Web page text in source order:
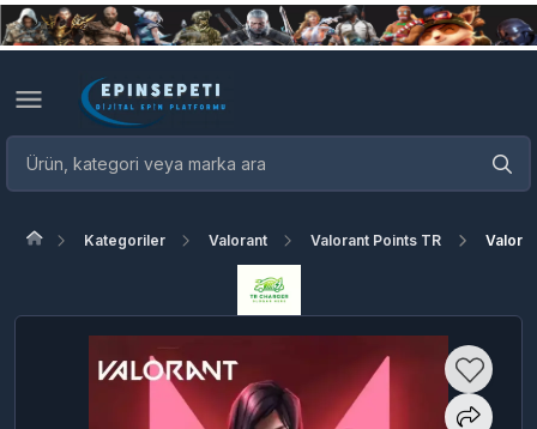
Kategoriler Valorant Valorant Points TR